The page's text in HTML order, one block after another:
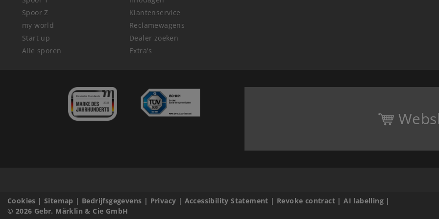
Spoor Z
my world
Start up
Alle sporen
Klantenservice
Reclamewagens
Dealer zoeken
Extra's
Cookies |Sitemap | Bedrijfsgegevens | Privacy | Accessibility Statement | Revoke contract |AI labelling |
© 2026 Gebr. Märklin & Cie GmbH